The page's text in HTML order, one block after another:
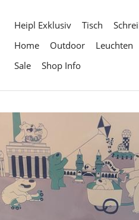
Heipl Exklusiv Tisch
Home
Outdoor Leuchten
Sale
Shop Info